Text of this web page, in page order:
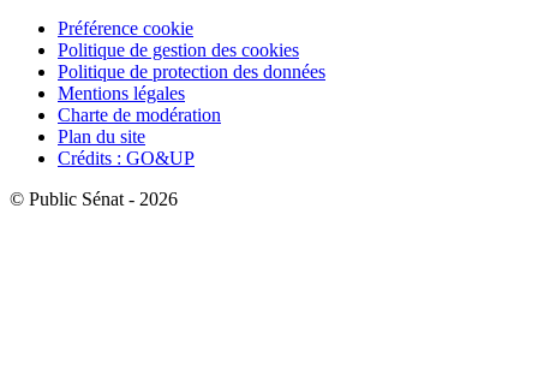
Préférence cookie
Politique de gestion des cookies
Politique de protection des données
Mentions légales
Charte de modération
Plan du site
Crédits : GO&UP
© Public Sénat - 2026